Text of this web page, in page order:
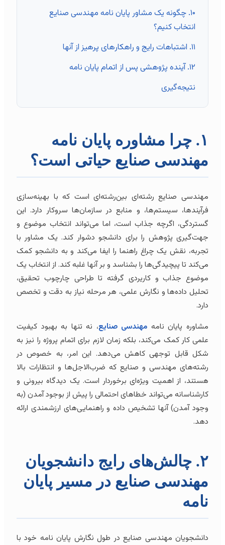
۱۰. چگونه یک مشاور پایان نامه مهندسی صنایع
انتخاب کنیم؟
نتیجه‌گیری
۱. چرا مشاوره پایان نامه
مهندسی صنایع حیاتی است؟
مهندسی صنایع رشته‌ای بین‌رشته‌ای است که با بهینه‌سازی
فرآیندها، سیستم‌ها، و منابع در سازمان‌ها سروکار دارد. این
گستردگی، اگرچه جذاب است، اما می‌تواند انتخاب موضوع و
جهت‌گیری پژوهش را برای دانشجو دشوار کند. یک مشاور با
تجربه، نقش یک چراغ راهنما را ایفا می‌کند و به دانشجو کمک
می‌کند تا پیچیدگی‌ها را بشناسد و بر آنها غلبه کند. از انتخاب یک
موضوع جذاب و کاریردی گرفته تا طراحی چارچوب تحقیق،
تحلیل داده‌ها و نگارش علمی، هر مرحله نیاز به دقت و تخصص
مشاوره پایان نامهمهندسی صنایع، نه تنها به بهبود کیفیت
علمی کار کمک می‌کند، بلکه زمان لازم برای اتمام پروژه را نیز به
شکل قابل توجهی کاهش می‌دهد. این امر، به خصوص در
رشته‌های مهندسی و صنایع که ضرب‌الاجل‌ها و انتظارات بالا
هستند، از اهمیت ویژه‌ای برخوردار است. یک دیدگاه بیرونی و
کارشناسانه می‌تواند خطاهای احتمالی را پیش از بوجود آمدن (به
وجود آمدن) آنها تشخیص داده و راهنمایی‌های ارزشمندی ارائه
۲. چالش‌های رایج دانشجویان
مهندسی صنایع در مسیر پایان
نامه
دانشجویان مهندسی صنایع در طول نگارش پایان نامه خود با